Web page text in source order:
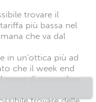
trovare il
più bassa nel
che va dal
in un'ottica più ad
che il week end
mese di novembre,